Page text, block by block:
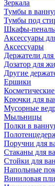
Зеркала
Тумбы в
Тумбы под
Шкафы-
Аксессуары
Аксессуары
Держатели
Дозатор для
Другие
Ершики
Косметические
Крючки для
Мусорные
Мыльницы
Полки в
Поручни для
Стаканы для
Стойки для
Напольные
Виниловая